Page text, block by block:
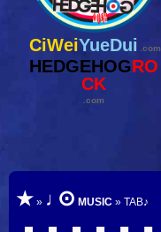
CiWeiYueDui .com
HEDGEHOGRO
CK
.com
★ » ♩⊙ MUSIC » TAB♪